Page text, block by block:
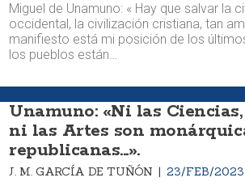
Miguel de Unamuno: « Hay que salvar la
occidental, la civilización cristiana, tan
manifiesto está mi posición de los
los pueblos están…
Unamuno: «Ni las
ni las Artes son
republicanas...».
J. M. GARCÍA DE TUÑÓN 23/FEB/2023